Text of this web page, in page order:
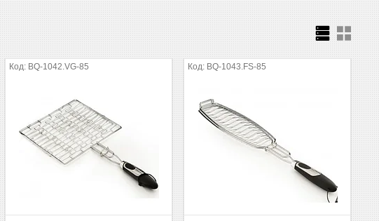
BQ-1042.VG-85 BQ-1043.FS-85